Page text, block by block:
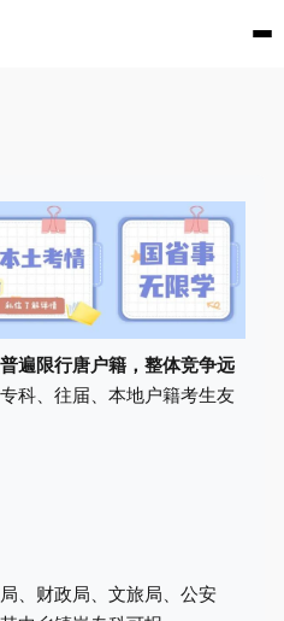
遍限行唐户籍 ，整体竞争远
专科、往届、本地户籍考生友
、财政局、文旅局、 公安